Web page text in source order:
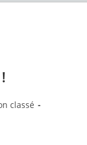
classé